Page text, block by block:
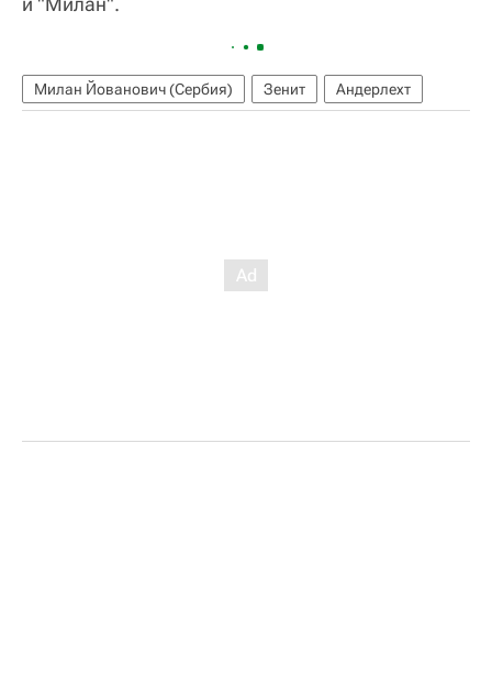
Милан Йованович (Сербия) Зенит Андерлехт